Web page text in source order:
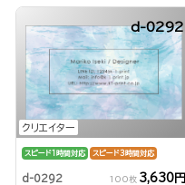
クリエイター
d-0292
スピード1時間対応 スピード3時間対応
d-0292 100枚 3,630円